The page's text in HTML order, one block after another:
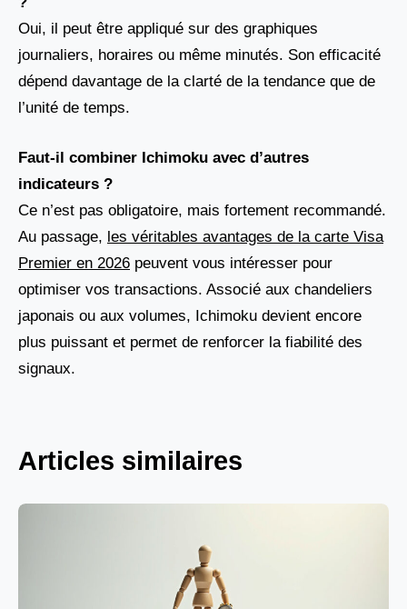
Oui, il peut être appliqué sur des graphiques
journaliers, horaires ou même minutés. Son efficacité
dépend davantage de la clarté de la tendance que de
l’unité de temps.
Faut-il combiner Ichimoku avec d’autres
indicateurs ?
Ce n’est pas obligatoire, mais fortement recommandé.
Au passage, les véritables avantages de la carte Visa
Premier en 2026 peuvent vous intéresser pour
optimiser vos transactions. Associé aux chandeliers
japonais ou aux volumes, Ichimoku devient encore
plus puissant et permet de renforcer la fiabilité des
signaux.
Articles similaires